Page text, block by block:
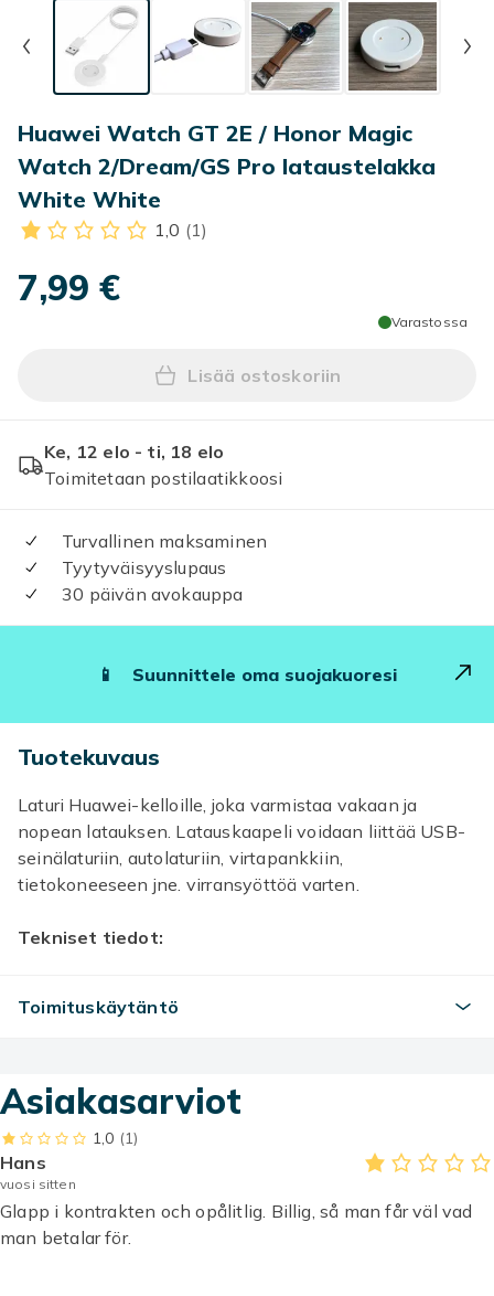
Huawei Watch GT 2E / Honor Magic
Watch 2/Dream/GS Pro lataustelakka
White White
1,0 (1)
7,99 €
Varastossa
Lisää Huawei Watch GT
Lisää ostoskoriin
Ke, 12 elo - ti, 18 elo
Toimitetaan postilaatikkoosi
Turvallinen maksaminen
Tyytyväisyyslupaus
30 päivän avokauppa
📱 Suunnittele oma suojakuoresi
Tuotekuvaus
Laturi Huawei-kelloille, joka varmistaa vakaan ja
nopean latauksen. Latauskaapeli voidaan liittää USB-
seinälaturiin, autolaturiin, virtapankkiin,
tietokoneeseen jne. virransyöttöä varten.
Tekniset tiedot:
Materiaali: Muovi
Watch 2 / Dream / GS Pro / Watch GT / Watch GT 2 /
Paketti sisältää:
1 x lataustelakka
Väri
Toimituskäytäntö
Asiakasarviot
1,0 (1)
Hans
vuosi sitten
Glapp i kontrakten och opålitlig. Billig, så man får väl vad
man betalar för.